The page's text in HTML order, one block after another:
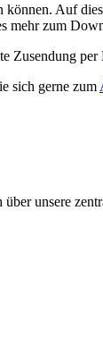
Auf
mehr zum
Zusendung per
sich gerne zum
unsere